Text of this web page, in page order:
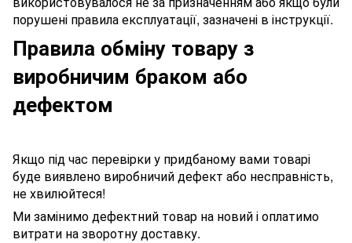
порушені правила експлуатації, зазначені в інструкції.
Правила обміну товару з
виробничим браком або
дефектом
Якщо під час перевірки у придбаному вами товарі
буде виявлено виробничий дефект або несправність,
не хвилюйтеся!
Ми замінимо дефектний товар на новий і оплатимо
витрати на зворотну доставку.